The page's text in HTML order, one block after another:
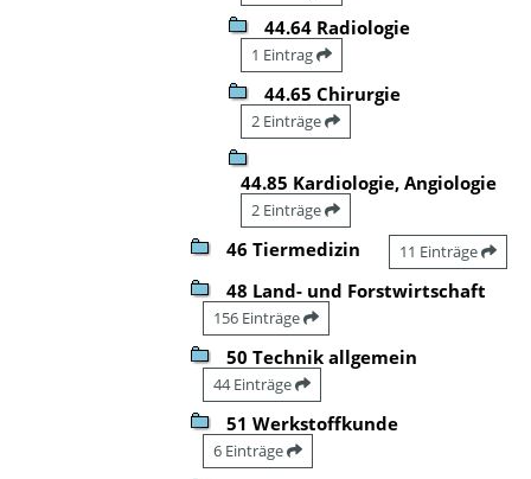
44.64 Radiologie
1 Eintrag
44.65 Chirurgie
2 Einträge
44.85 Kardiologie, Angiologie
2 Einträge
46 Tiermedizin 11 Einträge
48 Land- und Forstwirtschaft
156 Einträge
50 Technik allgemein
44 Einträge
51 Werkstoffkunde
6 Einträge